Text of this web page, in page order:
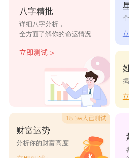
八字精批
详细八字分析，
全方面了解你的命运情况
财富运势
分析你的财富高度